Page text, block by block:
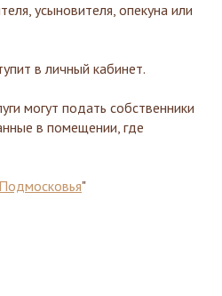
усыновителя, опекуна или
в личный кабинет.
могут подать собственники
в помещении, где
"